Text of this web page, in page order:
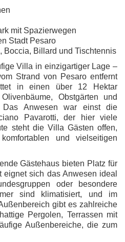
mit Spazierwegen
Stadt Pesaro
Boccia, Billard und Tischtennis
Villa in einzigartiger Lage –
Strand von Pesaro entfernt
in einen über 12 Hektar
Obstgärten und
Das Anwesen war einst die
Pavarotti, der hier viele
steht die Villa Gästen offen,
und vielseitigen
Gästehaus bieten Platz für
sich das Anwesen ideal
oder besondere
sind klimatisiert, und im
gibt es zahlreiche
Pergolen, Terrassen mit
Außenbereiche, die zum